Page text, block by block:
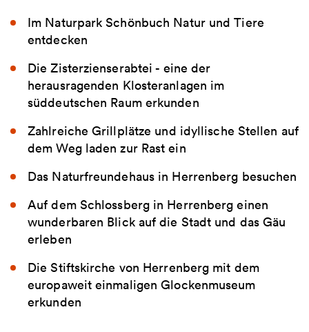
Im Naturpark Schönbuch Natur und Tiere
entdecken
Die Zisterzienserabtei - eine der
herausragenden Klosteranlagen im
süddeutschen Raum erkunden
Zahlreiche Grillplätze und idyllische Stellen auf
dem Weg laden zur Rast ein
Das Naturfreundehaus in Herrenberg besuchen
Auf dem Schlossberg in Herrenberg einen
wunderbaren Blick auf die Stadt und das Gäu
erleben
Die Stiftskirche von Herrenberg mit dem
europaweit einmaligen Glockenmuseum
erkunden